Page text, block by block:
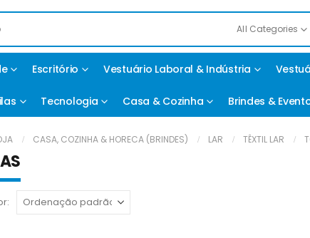
All Categories
Escritório Vestuário Laboral & Indústria
Tecnologia Casa & Cozinha Brindes &
CASA, COZINHA & HORECA (BRINDES) LAR TÊXTIL LAR